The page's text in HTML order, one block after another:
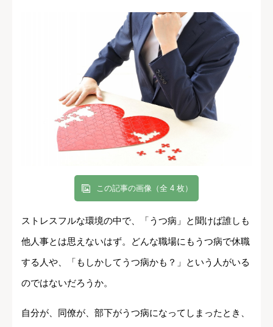
この記事の画像（全 4 枚）
ストレスフルな環境の中で、「うつ病」と聞けば誰しも
他人事とは思えないはず。どんな職場にもうつ病で休職
する人や、「もしかしてうつ病かも？」という人がいる
のではないだろうか。
自分が、同僚が、部下がうつ病になってしまったとき、